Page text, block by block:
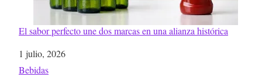
El sabor perfecto une dos marcas en una alianza histórica
Fecha
1 julio, 2026
Respecto a
Bebidas